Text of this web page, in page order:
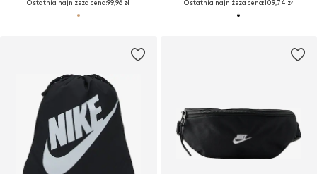
Ostatnia najniższa cena:99,96 zł
Ostatnia najniższa cena:109,74 zł